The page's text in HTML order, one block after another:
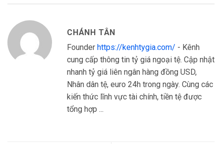
CHÁNH TÂN
Founder https://kenhtygia.com/ - Kênh
cung cấp thông tin tỷ giá ngoại tệ. Cập nhật
nhanh tỷ giá liên ngân hàng đồng USD,
Nhân dân tệ, euro 24h trong ngày. Cùng các
kiến thức lĩnh vực tài chính, tiền tệ được
tổng hợp ...